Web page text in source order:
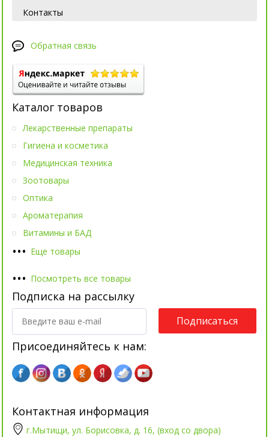
Контакты
Обратная связь
Каталог товаров
••• Еще товары
Лекарственные препараты
Гигиена и косметика
Медицинская техника
Зоотовары
Оптика
Ароматерапия
Витамины и БАД
••• Посмотреть все товары
Подписка на рассылку
Подписаться
Присоединяйтесь к нам:
Контактная информация
г.Мытищи, ул. Борисовка, д. 16, (вход со двора)